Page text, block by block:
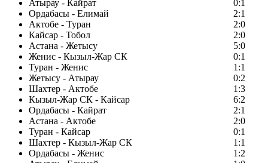
Атырау - Кайрат
0:1
Ордабасы - Елимай
2:1
Актобе - Туран
2:0
Кайсар - Тобол
2:0
Астана - Жетысу
5:0
Женис - Кызыл-Жар СК
0:1
Туран - Женис
1:1
Жетысу - Атырау
0:2
Шахтер - Актобе
1:3
Кызыл-Жар СК - Кайсар
6:2
Ордабасы - Кайрат
2:1
Астана - Актобе
2:0
Туран - Кайсар
0:1
Шахтер - Кызыл-Жар СК
1:1
Ордабасы - Женис
1:2